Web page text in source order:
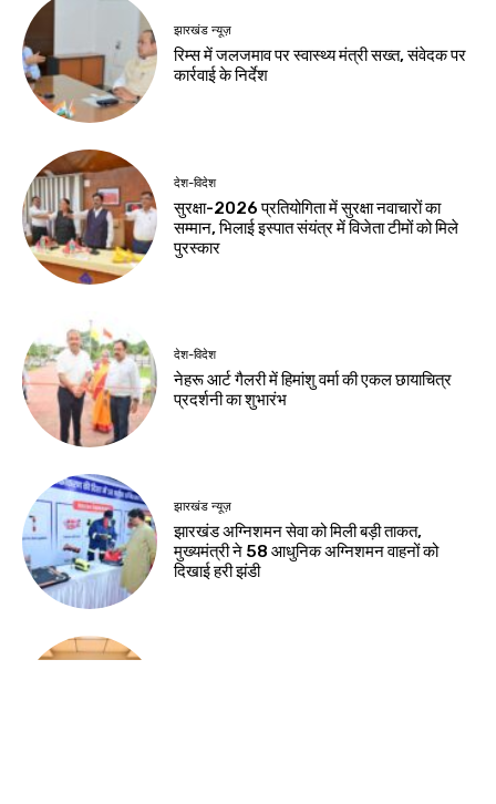
झारखंड न्यूज़
रिम्स में जलजमाव पर स्वास्थ्य मंत्री सख्त, संवेदक पर
कार्रवाई के निर्देश
देश-विदेश
सुरक्षा-2026 प्रतियोगिता में सुरक्षा नवाचारों का
सम्मान, भिलाई इस्पात संयंत्र में विजेता टीमों को मिले
पुरस्कार
देश-विदेश
नेहरू आर्ट गैलरी में हिमांशु वर्मा की एकल छायाचित्र
प्रदर्शनी का शुभारंभ
झारखंड न्यूज़
झारखंड अग्निशमन सेवा को मिली बड़ी ताकत,
मुख्यमंत्री ने 58 आधुनिक अग्निशमन वाहनों को
दिखाई हरी झंडी